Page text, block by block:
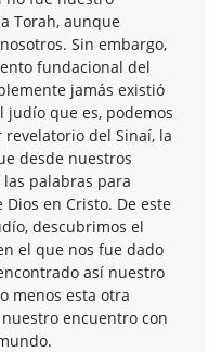
Torah, aunque
Sin embargo,
fundacional del
jamás existió
judío que es, podemos
del Sinaí, la
desde nuestros
palabras para
en Cristo. De este
descubrimos el
el que nos fue dado
así nuestro
menos esta otra
encuentro con